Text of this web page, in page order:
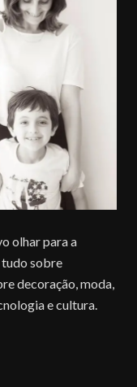
olhar para a
tudo sobre
decoração, moda,
e cultura.